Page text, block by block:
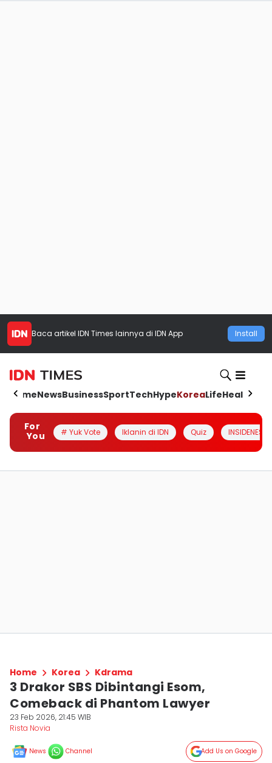
Baca artikel IDN Times lainnya di IDN App Install
HomeNewsBusinessSportTechHypeKoreaLifeHealth
For
You
# Yuk Vote Iklanin di IDN Quiz INSIDENESIA
Home Korea Kdrama
3 Drakor SBS Dibintangi Esom,
Comeback di Phantom Lawyer
23 Feb 2026, 21:45 WIB
Rista Novia
News Channel Add Us on Google